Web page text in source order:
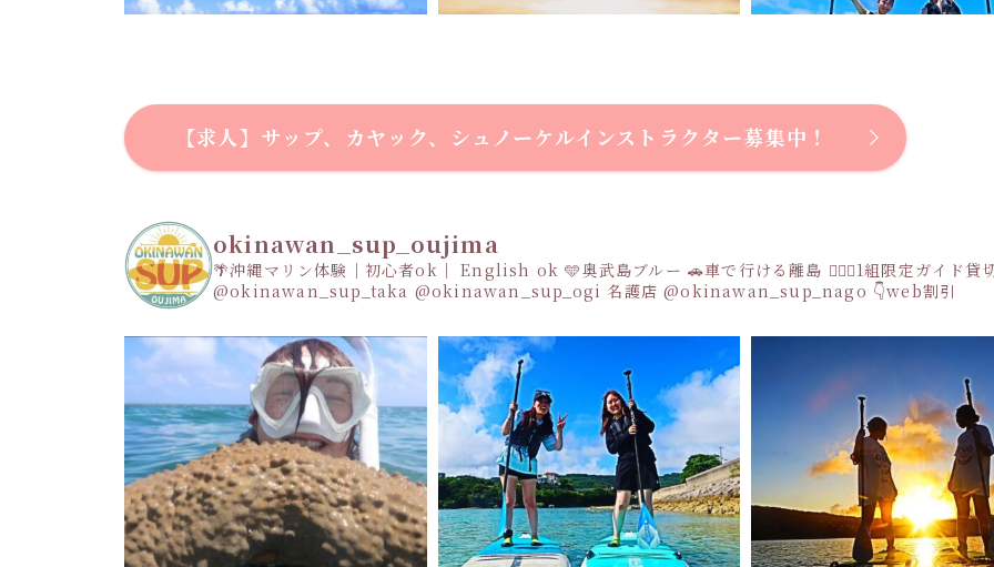
さらに読み込む Instagram でフォロー
【求人】サップ、カヤック、シュノーケルインストラクター募集中！
okinawan_sup_oujima
🌴沖縄マリン体験｜初心者ok｜ English ok 🩵奥武島ブルー 🚗車で行ける離島 👩‍❤️‍👩1組限定ガイド貸
@okinawan_sup_taka @okinawan_sup_ogi 名護店 @okinawan_sup_nago 👇web割引